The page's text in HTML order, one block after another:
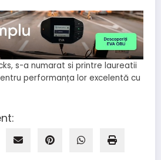
s-a numarat si printre laureatii
performanța lor excelentă cu